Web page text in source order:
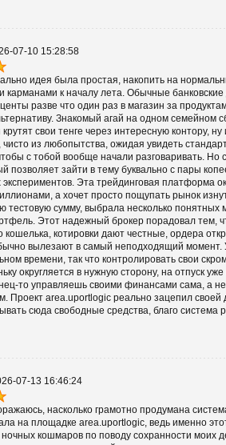
07-10 15:28:58
идея была простая, накопить на
карманами к началу лета. Обычные
разве что один раз в магазин за
Знакомый агай на одном семейном
свои тенге через интересную контору,
из любопытства, ожидая увидеть
с тобой вообще начали разговаривать.
позволяет зайти в тему буквально с пары
Эта трейдинговая платформа
а хочет просто пощупать рынок
тестовую сумму, выбрала несколько понятных
Этот надежный брокер порадовал тем,
кошелька, котировки дают честные, ордера
вылезают в самый неподходящий
времени, так что контролировать свои
округляется в нужную сторону, на отпуск
то управляешь своими финансами сама, а
Проект area.uportlogic реально зацепил
сюда свободные средства, благо система
07-13 16:46:24
насколько грамотно продумана
на площадке area.uportlogic, ведь именно
ночных кошмаров по поводу сохранности моих